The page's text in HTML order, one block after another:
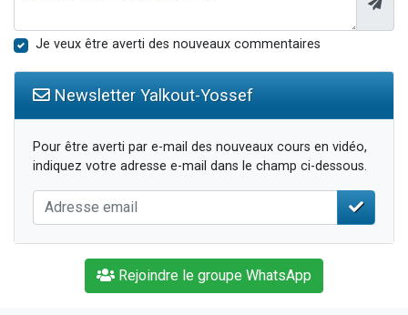
Je veux être averti des nouveaux commentaires
Newsletter Yalkout-Yossef
Pour être averti par e-mail des nouveaux cours en vidéo,
indiquez votre adresse e-mail dans le champ ci-dessous.
Rejoindre le groupe WhatsApp